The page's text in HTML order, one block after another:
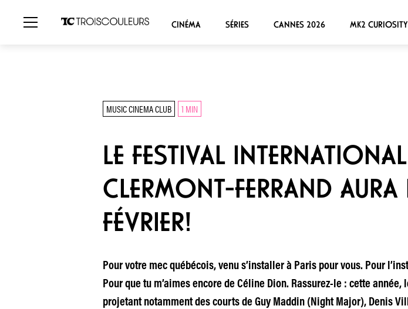
CINÉMA SÉRIES CANNES 2026 MK2 CURIOSITY
MUSIC CINEMA CLUB 1 MIN
LE FESTIVAL
CLERMONT-FERRAND
FÉVRIER!
Pour votre mec québécois, venu s’installer à Paris pour vous. Pour
Pour que tu m’aimes encore de Céline Dion. Rassurez-le : cette
projetant notamment des courts de Guy Maddin (Night Major), Denis